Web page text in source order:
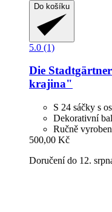
Do košíku
5.0 (1)
Die Stadtgärtner
krajina"
S 24 sáčky s
Dekorativní
Ručně
500,00 Kč
Doručení do 12.